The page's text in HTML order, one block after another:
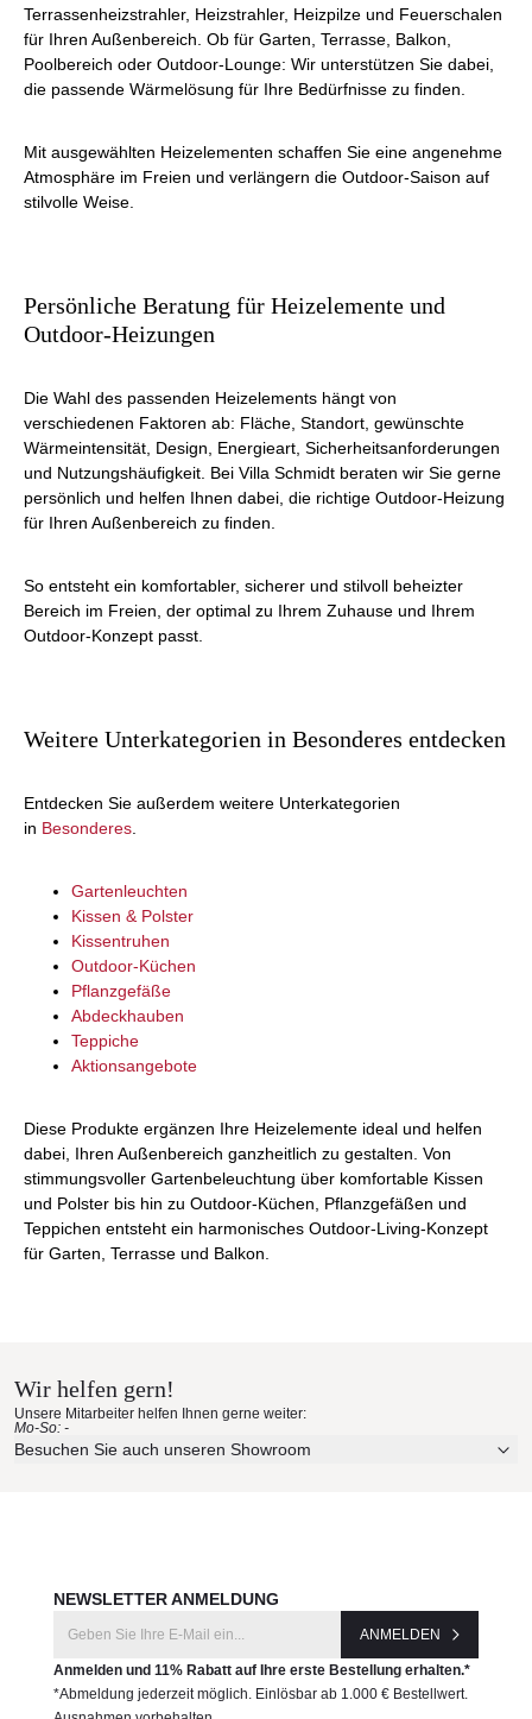
Terrassenheizstrahler, Heizstrahler, Heizpilze und Feuerschalen
für Ihren Außenbereich. Ob für Garten, Terrasse, Balkon,
Poolbereich oder Outdoor-Lounge: Wir unterstützen Sie dabei,
die passende Wärmelösung für Ihre Bedürfnisse zu finden.
Mit ausgewählten Heizelementen schaffen Sie eine angenehme
Atmosphäre im Freien und verlängern die Outdoor-Saison auf
stilvolle Weise.
Persönliche Beratung für Heizelemente und
Outdoor-Heizungen
Die Wahl des passenden Heizelements hängt von
verschiedenen Faktoren ab: Fläche, Standort, gewünschte
Wärmeintensität, Design, Energieart, Sicherheitsanforderungen
und Nutzungshäufigkeit. Bei Villa Schmidt beraten wir Sie gerne
persönlich und helfen Ihnen dabei, die richtige Outdoor-Heizung
für Ihren Außenbereich zu finden.
So entsteht ein komfortabler, sicherer und stilvoll beheizter
Bereich im Freien, der optimal zu Ihrem Zuhause und Ihrem
Outdoor-Konzept passt.
Weitere Unterkategorien in Besonderes entdecken
Entdecken Sie außerdem weitere Unterkategorien
in Besonderes
Gartenleuchten
Kissen & Polster
Kissentruhen
Outdoor-Küchen
Pflanzgefäße
Abdeckhauben
Teppiche
Aktionsangebote
Diese Produkte ergänzen Ihre Heizelemente ideal und helfen
dabei, Ihren Außenbereich ganzheitlich zu gestalten. Von
stimmungsvoller Gartenbeleuchtung über komfortable Kissen
und Polster bis hin zu Outdoor-Küchen, Pflanzgefäßen und
Teppichen entsteht ein harmonisches Outdoor-Living-Konzept
für Garten, Terrasse und Balkon.
Wir helfen gern!
Unsere Mitarbeiter helfen Ihnen gerne weiter:
Mo-So: -
Besuchen Sie auch unseren Showroom
NEWSLETTER ANMELDUNG
ANMELDEN
Anmelden und 11% Rabatt auf Ihre erste Bestellung erhalten.*
*Abmeldung jederzeit möglich. Einlösbar ab 1.000 € Bestellwert.